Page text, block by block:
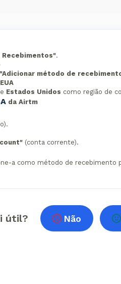
Recebimentos".
"Adicionar método de
Estados Unidos como região de
da Airtm
(conta corrente).
a como método de recebimento
útil? Não